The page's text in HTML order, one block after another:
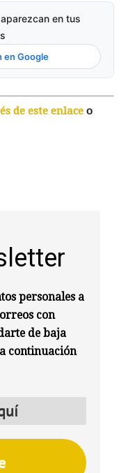
en tus
en Google
de este enlace o
personales a
con
de baja
continuación